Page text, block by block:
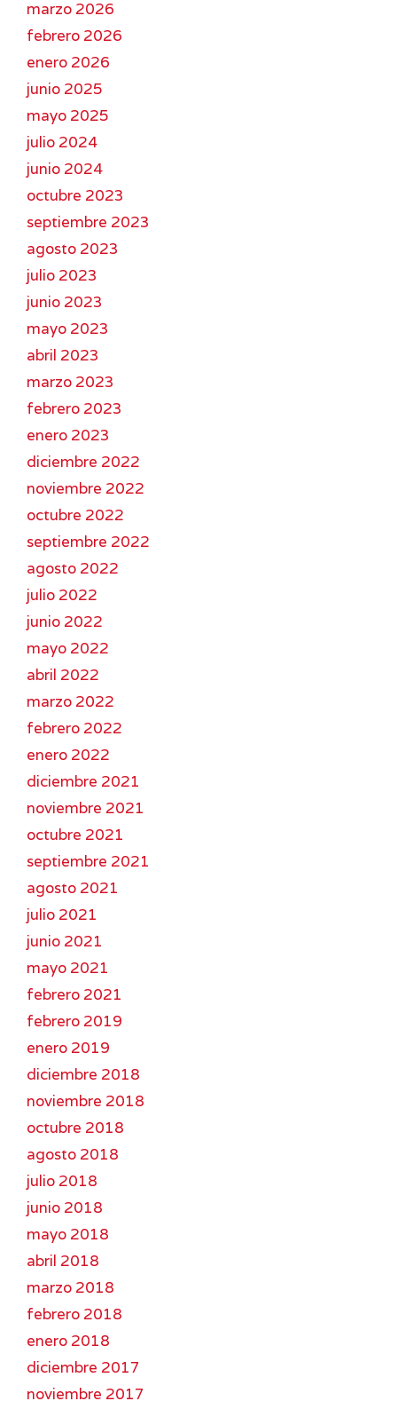
marzo 2026
febrero 2026
enero 2026
junio 2025
mayo 2025
julio 2024
junio 2024
octubre 2023
septiembre 2023
agosto 2023
julio 2023
junio 2023
mayo 2023
abril 2023
marzo 2023
febrero 2023
enero 2023
diciembre 2022
noviembre 2022
octubre 2022
septiembre 2022
agosto 2022
julio 2022
junio 2022
mayo 2022
abril 2022
marzo 2022
febrero 2022
enero 2022
diciembre 2021
noviembre 2021
octubre 2021
septiembre 2021
agosto 2021
julio 2021
junio 2021
mayo 2021
febrero 2021
febrero 2019
enero 2019
diciembre 2018
noviembre 2018
octubre 2018
agosto 2018
julio 2018
junio 2018
mayo 2018
abril 2018
marzo 2018
febrero 2018
enero 2018
diciembre 2017
noviembre 2017